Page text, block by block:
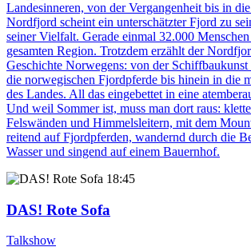
Landesinneren, von der Vergangenheit bis in
Nordfjord scheint ein unterschätzter Fjord zu
seiner Vielfalt. Gerade einmal 32.000
gesamten Region. Trotzdem erzählt der
Geschichte Norwegens: von der
die norwegischen Fjordpferde bis hinein in die
des Landes. All das eingebettet in eine
Und weil Sommer ist, muss man dort raus:
Felswänden und Himmelsleitern, mit dem
reitend auf Fjordpferden, wandernd durch die
Wasser und singend auf einem Bauernhof.
18:45
DAS! Rote Sofa
Talkshow